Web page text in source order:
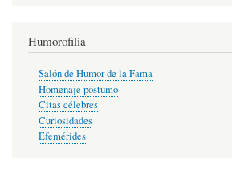
Humorofilia
Salón de Humor de la Fama
Homenaje póstumo
Citas célebres
Curiosidades
Efemérides